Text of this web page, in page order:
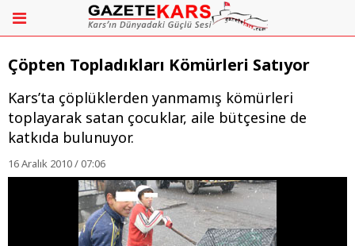
Çöpten Topladıkları Kömürleri Satıyor
Kars’ta çöplüklerden yanmamış kömürleri
toplayarak satan çocuklar, aile bütçesine de
katkıda bulunuyor.
16 Aralık 2010 / 07:06